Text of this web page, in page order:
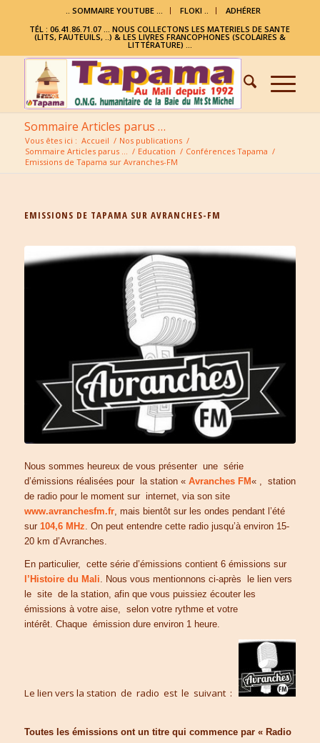
.. SOMMAIRE YOUTUBE … FLOKI ..
ADHÉRER
TÉL : 06.41.86.71.07 ... NOUS COLLECTONS LES MATERIELS DE SANTE
(LITS, FAUTEUILS, ..) & LES LIVRES FRANCOPHONES (SCOLAIRES &
LITTÉRATURE) ...
Sommaire Articles parus …
Vous êtes ici : Accueil / Nos publications /
Sommaire Articles parus … / Education / Conférences Tapama /
Emissions de Tapama sur Avranches-FM
EMISSIONS DE TAPAMA SUR AVRANCHES-FM
Nous sommes heureux de vous présenter une série
d’émissions réalisées pour la station « Avranches FM« , station
de radio pour le moment sur internet, via son site
www.avranchesfm.fr, mais bientôt sur les ondes pendant l’été
sur 104,6 MHz . On peut entendre cette radio jusqu’à environ 15-
20 km d’Avranches.
En particulier, cette série d’émissions contient 6 émissions sur
l’Histoire du Mali . Nous vous mentionnons ci-après le lien vers
le site de la station, afin que vous puissiez écouter les
émissions à votre aise, selon votre rythme et votre
intérêt. Chaque émission dure environ 1 heure.
Le lien vers la station de radio est le suivant :
Toutes les émissions ont un titre qui commence par « Radio